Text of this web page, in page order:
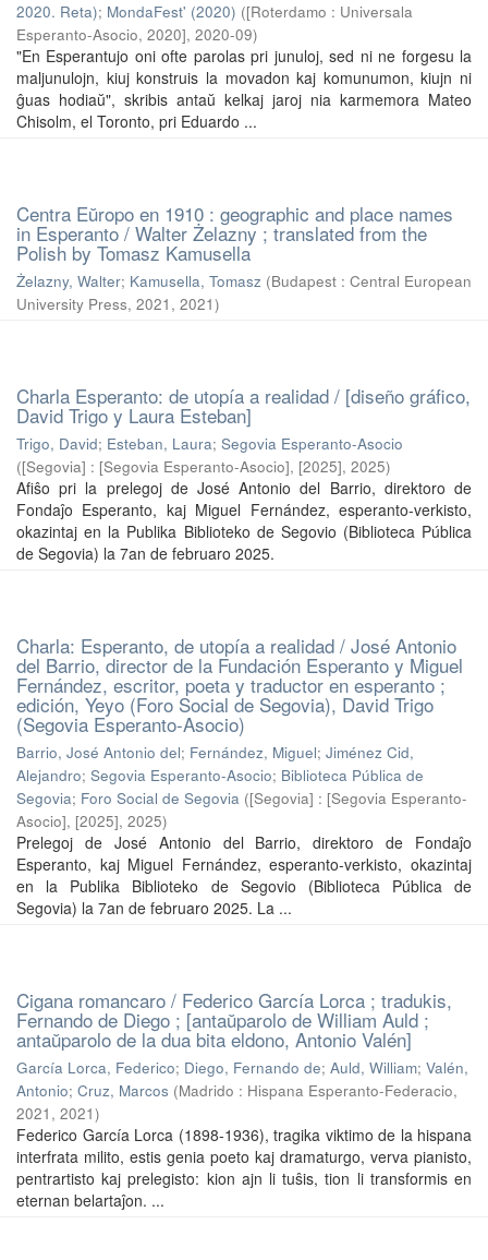
2020. Reta); MondaFest' (2020) ([Roterdamo : Universala
Esperanto-Asocio, 2020], 2020-09)
"En Esperantujo oni ofte parolas pri junuloj, sed ni ne forgesu la
maljunulojn, kiuj konstruis la movadon kaj komunumon, kiujn ni
ĝuas hodiaŭ", skribis antaŭ kelkaj jaroj nia karmemora Mateo
Chisolm, el Toronto, pri Eduardo ...
Centra Eŭropo en 1910 : geographic and place names
in Esperanto / Walter Żelazny ; translated from the
Polish by Tomasz Kamusella
Żelazny, Walter; Kamusella, Tomasz (Budapest : Central European
University Press, 2021 , 2021)
Charla Esperanto: de utopía a realidad / [diseño gráfico,
David Trigo y Laura Esteban]
Trigo, David; Esteban, Laura; Segovia Esperanto-Asocio
([Segovia] : [Segovia Esperanto-Asocio], [2025], 2025)
Afiŝo pri la prelegoj de José Antonio del Barrio, direktoro de
Fondaĵo Esperanto, kaj Miguel Fernández, esperanto-verkisto,
okazintaj en la Publika Biblioteko de Segovio (Biblioteca Pública
de Segovia) la 7an de februaro 2025.
Charla: Esperanto, de utopía a realidad / José Antonio
del Barrio, director de la Fundación Esperanto y Miguel
Fernández, escritor, poeta y traductor en esperanto ;
edición, Yeyo (Foro Social de Segovia), David Trigo
(Segovia Esperanto-Asocio)
Barrio, José Antonio del; Fernández, Miguel; Jiménez Cid,
Alejandro; Segovia Esperanto-Asocio; Biblioteca Pública de
Segovia; Foro Social de Segovia ([Segovia] : [Segovia Esperanto-
Asocio], [2025], 2025)
Prelegoj de José Antonio del Barrio, direktoro de Fondaĵo
Esperanto, kaj Miguel Fernández, esperanto-verkisto, okazintaj
en la Publika Biblioteko de Segovio (Biblioteca Pública de
Segovia) la 7an de februaro 2025. La ...
Cigana romancaro / Federico García Lorca ; tradukis,
Fernando de Diego ; [antaŭparolo de William Auld ;
antaŭparolo de la dua bita eldono, Antonio Valén]
García Lorca, Federico; Diego, Fernando de; Auld, William; Valén,
Antonio; Cruz, Marcos (Madrido : Hispana Esperanto-Federacio,
2021 , 2021)
Federico García Lorca (1898-1936), tragika viktimo de la hispana
interfrata milito, estis genia poeto kaj dramaturgo, verva pianisto,
pentrartisto kaj prelegisto: kion ajn li tuŝis, tion li transformis en
eternan belartaĵon. ...